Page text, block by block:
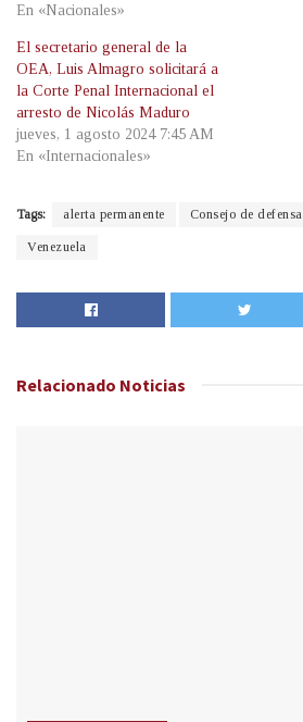
En «Nacionales»
El secretario general de la
OEA, Luis Almagro solicitará a
la Corte Penal Internacional el
arresto de Nicolás Maduro
jueves, 1 agosto 2024 7:45 AM
En «Internacionales»
Tags: alerta permanente Consejo de defensa
Venezuela
Relacionado Noticias